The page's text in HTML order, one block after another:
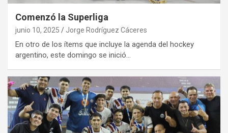
Comenzó la Superliga
junio 10, 2025 Jorge Rodríguez Cáceres
En otro de los ítems que incluye la agenda del hockey
argentino, este domingo se inició…